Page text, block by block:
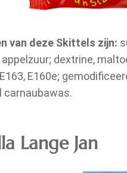
van deze Skittels zijn:
dextrine,
E163, E160e;
carnaubawas.
Lange Jan